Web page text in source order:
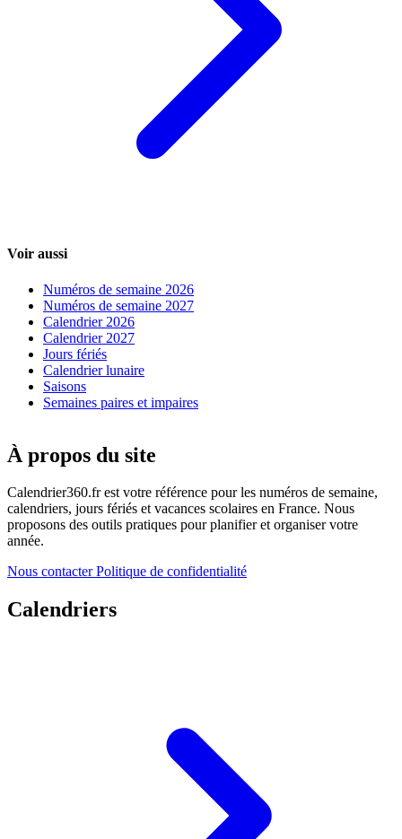
Voir aussi
Numéros de semaine 2026
Numéros de semaine 2027
Calendrier 2026
Calendrier 2027
Jours fériés
Calendrier lunaire
Saisons
Semaines paires et impaires
À propos du site
Calendrier360.fr est votre référence pour les numéros de semaine,
calendriers, jours fériés et vacances scolaires en France. Nous
proposons des outils pratiques pour planifier et organiser votre
année.
Nous contacterPolitique de confidentialité
Calendriers